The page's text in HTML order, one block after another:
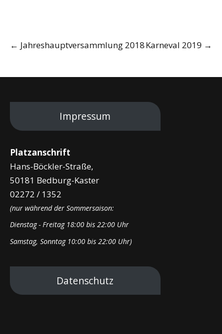
Post
navigation
← Jahreshauptversammlung 2018Karneval 2019 →
Impressum
Platzanschrift
Hans-Böckler-Straße,
50181 Bedburg-Kaster
02272 / 1352
(nur während der Sommersaison:
Dienstag - Freitag 18:00 bis 22:00 Uhr
Samstag, Sonntag 10:00 bis 22:00 Uhr)
Datenschutz